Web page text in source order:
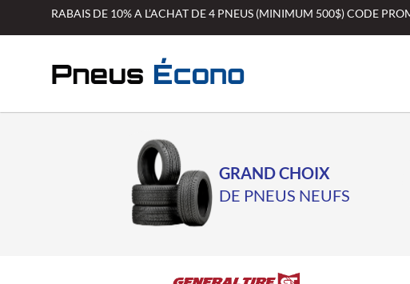
RABAIS DE 10% A L’ACHAT DE 4 PNEUS (MINIMUM 500$) CODE
GRAND CHOIX
DE PNEUS NEUFS